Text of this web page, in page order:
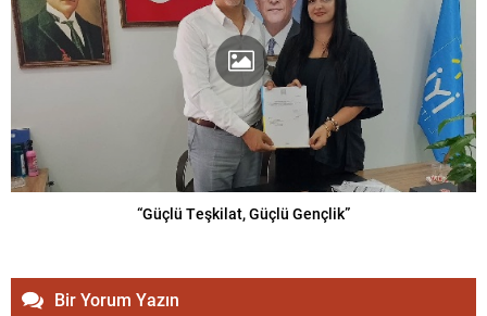
“Güçlü Teşkilat, Güçlü Gençlik”
Bir Yorum Yazın